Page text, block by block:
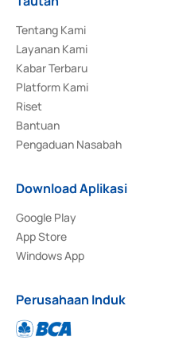
Tentang Kami
Layanan Kami
Kabar Terbaru
Platform Kami
Riset
Bantuan
Pengaduan Nasabah
Download Aplikasi
Google Play
App Store
Windows App
Perusahaan Induk